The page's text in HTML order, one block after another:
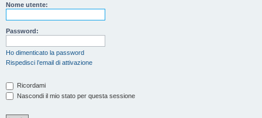
Nome utente:
Password:
Ho dimenticato la password
Rispedisci l’email di attivazione
Ricordami
Nascondi il mio stato per questa sessione